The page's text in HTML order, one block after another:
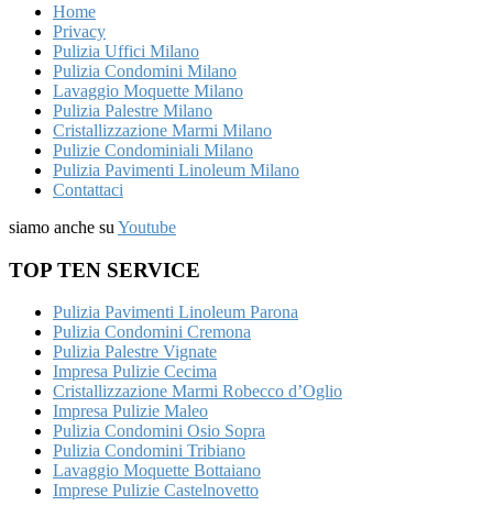
Home
Privacy
Pulizia Uffici Milano
Pulizia Condomini Milano
Lavaggio Moquette Milano
Pulizia Palestre Milano
Cristallizzazione Marmi Milano
Pulizie Condominiali Milano
Pulizia Pavimenti Linoleum Milano
Contattaci
siamo anche su Youtube
TOP TEN SERVICE
Pulizia Pavimenti Linoleum Parona
Pulizia Condomini Cremona
Pulizia Palestre Vignate
Impresa Pulizie Cecima
Cristallizzazione Marmi Robecco d’Oglio
Impresa Pulizie Maleo
Pulizia Condomini Osio Sopra
Pulizia Condomini Tribiano
Lavaggio Moquette Bottaiano
Imprese Pulizie Castelnovetto